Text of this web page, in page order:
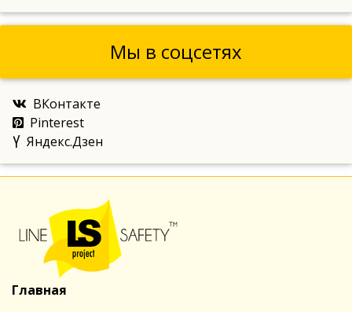
Мы в соцсетях
ВКонтакте
Pinterest
Яндекс.Дзен
Главная